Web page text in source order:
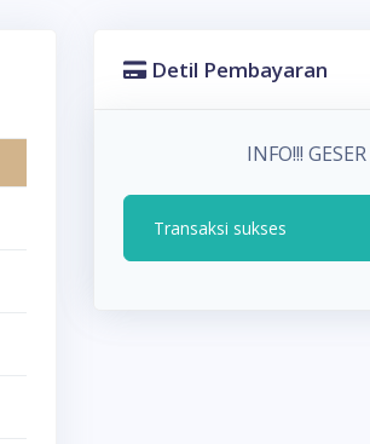
Detil Pembayaran
INFO!!!
Transaksi sukses